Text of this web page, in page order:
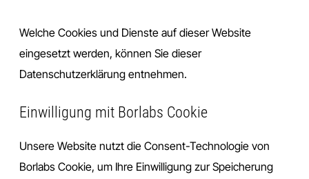
Welche Cookies und Dienste auf dieser Website
eingesetzt werden, können Sie dieser
Datenschutzerklärung entnehmen.
Einwilligung mit Borlabs Cookie
Unsere Website nutzt die Consent-Technologie von
Borlabs Cookie, um Ihre Einwilligung zur Speicherung